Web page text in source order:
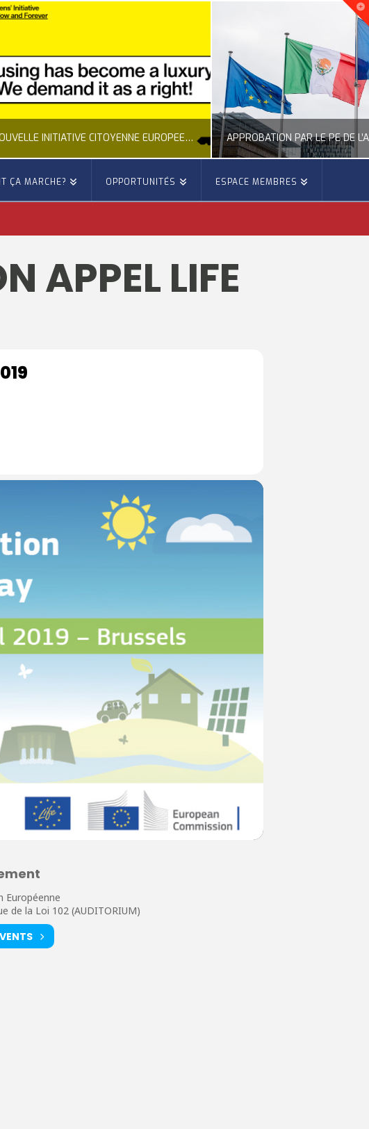
NOUVELLE INITIATIVE CITOYENNE EUROPÉENNE SUR LE LOGEMENT
LA REPRÉSENTATION D’OCCITANIE EUROPE, CITOYENNETÉ, LOGEMENT
24, 2026
APPROBATION PAR LE PE DE L’ACCORD COMMERCIAL ENTRE L’UE ET LE MEXIQUE
ACTION EXTÉRIEURE, ACTUALITÉ DE L'UNION EUROPÉENNE
JUILLET 22, 2026
ÇA MARCHE? OPPORTUNITÉS ESPACE MEMBRES
APPEL LIFE
Européenne
de la Loi 102 (AUDITORIUM)